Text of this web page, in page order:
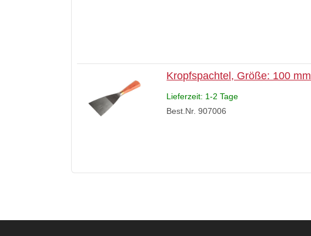
Kropfspachtel, Größe: 100 mm
Lieferzeit: 1-2 Tage
Best.Nr. 907006